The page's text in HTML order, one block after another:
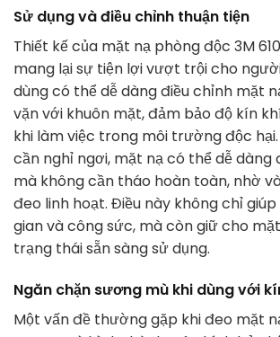
Sử dụng và điều chỉnh thuận tiện
Thiết kế của mặt nạ phòng độc 3M
mang lại sự tiện lợi vượt trội cho
dùng có thể dễ dàng điều chỉnh mặt
vặn với khuôn mặt, đảm bảo độ kín
khi làm việc trong môi trường độc
cần nghỉ ngơi, mặt nạ có thể dễ dàng
mà không cần tháo hoàn toàn, nhờ
đeo linh hoạt. Điều này không chỉ
gian và công sức, mà còn giữ cho
trạng thái sẵn sàng sử dụng.
Ngăn chặn sương mù khi dùng với
Một vấn đề thường gặp khi đeo mặt